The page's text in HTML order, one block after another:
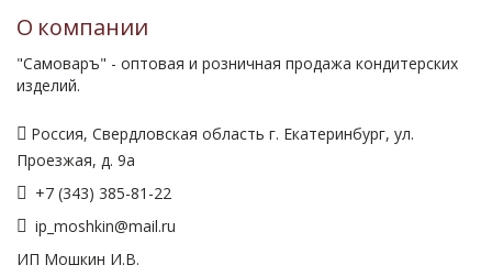
О компании
"Самоваръ" - оптовая и розничная продажа кондитерских
изделий.
Россия, Свердловская область г. Екатеринбург, ул.
Проезжая, д. 9а
+7 (343) 385-81-22
ip_moshkin@mail.ru
ИП Мошкин И.В.